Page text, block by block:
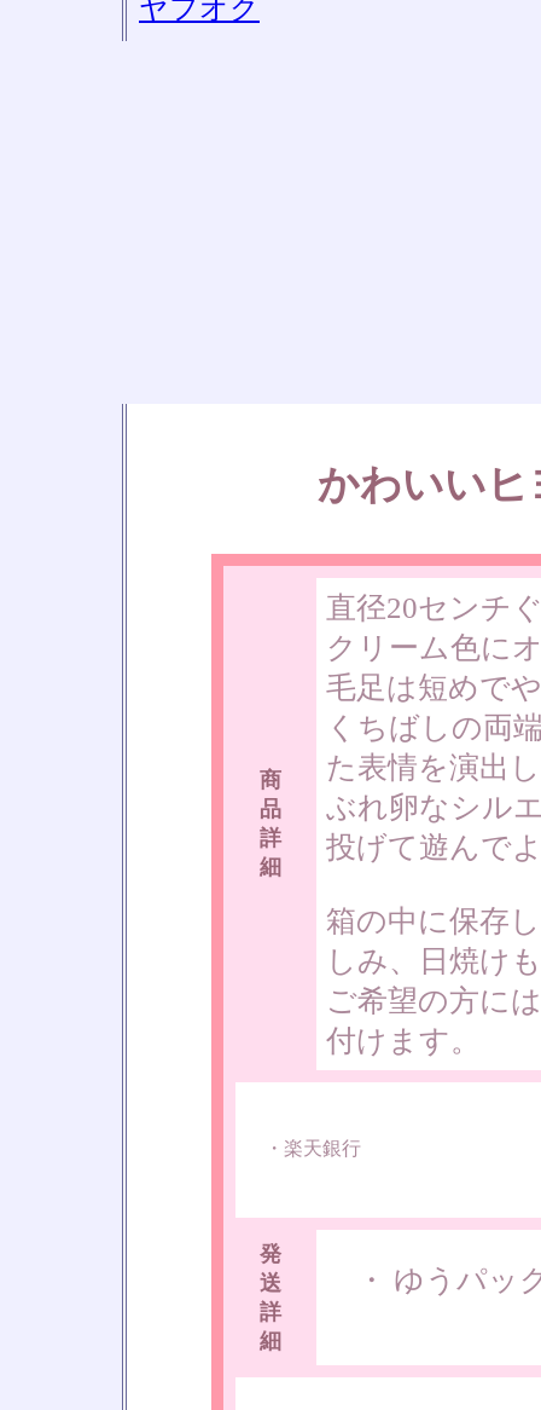
ヤフオク
かわいい
商
品
詳
細
直径20センチ
クリーム色に
毛足は短めで
くちばしの両
た表情を演出
ぶれ卵なシル
投げて遊んで
箱の中に保存
しみ、日焼け
ご希望の方に
付けます。
・楽天銀行
発
送
詳
細
・ ゆうパッ